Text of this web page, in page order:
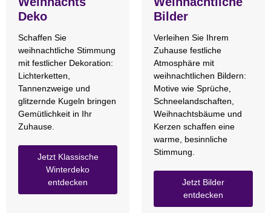
Deko
Schaffen Sie
weihnachtliche Stimmung
mit festlicher Dekoration:
Lichterketten,
Tannenzweige und
glitzernde Kugeln bringen
Gemütlichkeit in Ihr
Zuhause.
Jetzt Klassische
Winterdeko
entdecken
Bilder
Verleihen Sie Ihrem
Zuhause festliche
Atmosphäre mit
weihnachtlichen Bildern:
Motive wie Sprüche,
Schneelandschaften,
Weihnachtsbäume und
Kerzen schaffen eine
warme, besinnliche
Stimmung.
Jetzt Bilder
entdecken